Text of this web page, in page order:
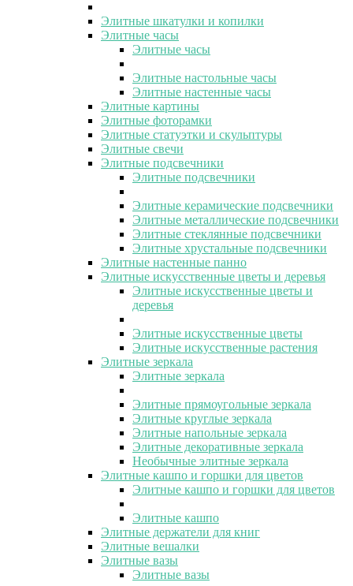
Элитные шкатулки и копилки
Элитные часы
Элитные часы
Элитные настольные часы
Элитные настенные часы
Элитные картины
Элитные фоторамки
Элитные статуэтки и скульптуры
Элитные свечи
Элитные подсвечники
Элитные подсвечники
Элитные керамические подсвечники
Элитные металлические подсвечники
Элитные стеклянные подсвечники
Элитные хрустальные подсвечники
Элитные настенные панно
Элитные искусственные цветы и деревья
Элитные искусственные цветы и
деревья
Элитные искусственные цветы
Элитные искусственные растения
Элитные зеркала
Элитные зеркала
Элитные прямоугольные зеркала
Элитные круглые зеркала
Элитные напольные зеркала
Элитные декоративные зеркала
Необычные элитные зеркала
Элитные кашпо и горшки для цветов
Элитные кашпо и горшки для цветов
Элитные кашпо
Элитные держатели для книг
Элитные вешалки
Элитные вазы
Элитные вазы